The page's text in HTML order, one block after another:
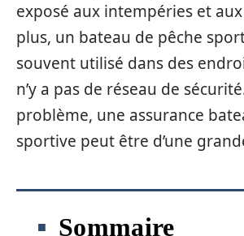
exposé aux intempéries et
plus, un bateau de pêche
souvent utilisé dans des
n’y a pas de réseau de
problème, une assurance
sportive peut être d’une
Sommaire